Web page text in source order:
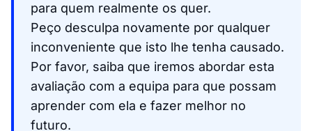
para quem realmente os quer.
Peço desculpa novamente por qualquer
inconveniente que isto lhe tenha causado.
Por favor, saiba que iremos abordar esta
avaliação com a equipa para que possam
aprender com ela e fazer melhor no
futuro.